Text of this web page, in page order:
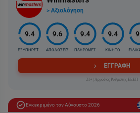
> Αξιολόγηση
9.4
ΕΞΥΠΗΡΕΤΗΣΗ
9.6
ΑΠΟΔΟΣΕΙΣ
9.4
ΠΛΗΡΩΜΕΣ
9.4
ΚΙΝΗΤΟ
ΕΓΓΡΑΦΗ
21+ |Αρμόδιος Ρυθμιστής ΕΕΕΠ
Εγκεκριμένο τον Αύγουστο 2026